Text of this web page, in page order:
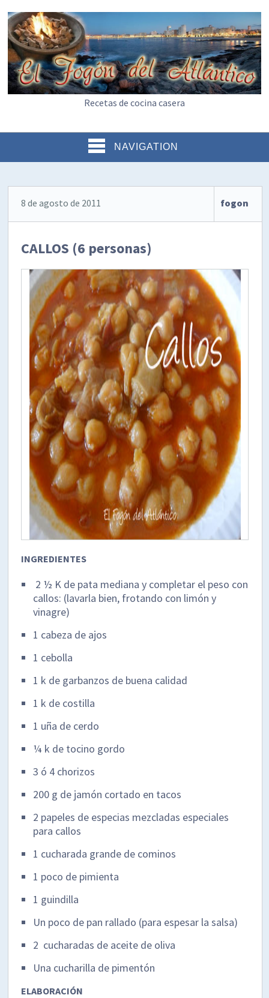
Recetas de cocina casera
NAVIGATION
8 de agosto de 2011 fogon
CALLOS (6 personas)
INGREDIENTES
2 ½ K de pata mediana y completar el peso con
callos: (lavarla bien, frotando con limón y
vinagre)
1 cabeza de ajos
1 cebolla
1 k de garbanzos de buena calidad
1 k de costilla
1 uña de cerdo
¼ k de tocino gordo
3 ó 4 chorizos
200 g de jamón cortado en tacos
2 papeles de especias mezcladas especiales
para callos
1 cucharada grande de cominos
1 poco de pimienta
1 guindilla
Un poco de pan rallado (para espesar la salsa)
2 cucharadas de aceite de oliva
Una cucharilla de pimentón
ELABORACIÓN